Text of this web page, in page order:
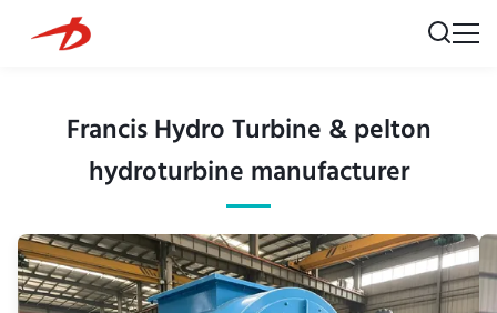
Francis Hydro Turbine & pelton
hydroturbine manufacturer